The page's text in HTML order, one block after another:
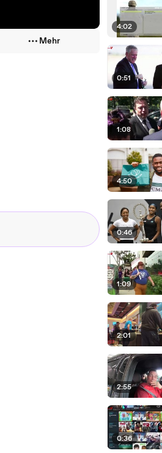
Mehr
4:02
0:51
1:08
4:50
0:46
1:09
2:01
2:55
0:36